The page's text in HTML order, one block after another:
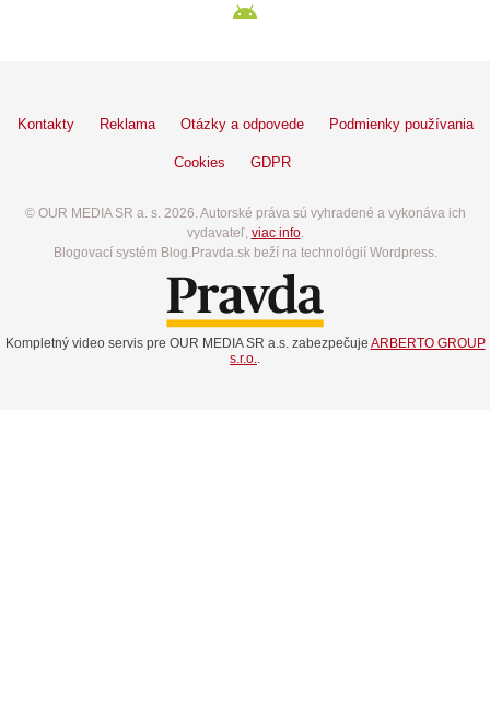
Kontakty Reklama Otázky a odpovede Podmienky používania
Cookies GDPR
© OUR MEDIA SR a. s. 2026. Autorské práva sú vyhradené a vykonáva ich
vydavateľ, viac info.
Blogovací systém Blog.Pravda.sk beží na technológií Wordpress.
Kompletný video servis pre OUR MEDIA SR a.s. zabezpečuje ARBERTO GROUP
s.r.o.